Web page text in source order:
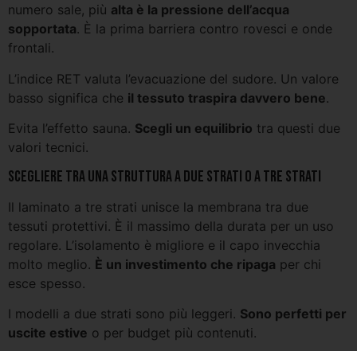
numero sale, più alta è la pressione dell’acqua
sopportata. È la prima barriera contro rovesci e onde
frontali.
L’indice RET valuta l’evacuazione del sudore. Un valore
basso significa che il tessuto traspira davvero bene.
Evita l’effetto sauna. Scegli un equilibrio tra questi due
valori tecnici.
Scegliere tra una struttura a due strati o a tre strati
Il laminato a tre strati unisce la membrana tra due
tessuti protettivi. È il massimo della durata per un uso
regolare. L’isolamento è migliore e il capo invecchia
molto meglio. È un investimento che ripaga per chi
esce spesso.
I modelli a due strati sono più leggeri. Sono perfetti per
uscite estive o per budget più contenuti.